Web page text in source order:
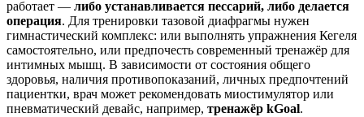
работает — либо устанавливается пессарий, либо делается
операция. Для тренировки тазовой диафрагмы нужен
гимнастический комплекс: или выполнять упражнения Кегеля
самостоятельно, или предпочесть современный тренажёр для
интимных мышц. В зависимости от состояния общего
здоровья, наличия противопоказаний, личных предпочтений
пациентки, врач может рекомендовать миостимулятор или
пневматический девайс, например, тренажёр kGoal.